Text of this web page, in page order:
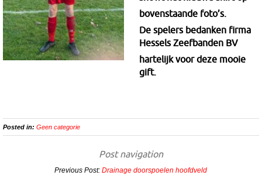
bovenstaande foto’s.
De spelers bedanken firma
Hessels Zeefbanden BV
hartelijk voor deze mooie
gift.
Posted in: Geen categorie
Post navigation
Previous Post:Drainage doorspoelen hoofdveld